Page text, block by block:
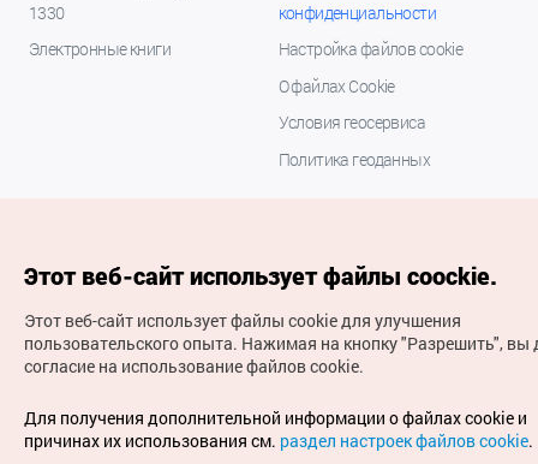
1330
Электронные книги
конфиденциальности
Настройка файлов cookie
О файлах Cookie
Условия геосервиса
Политика геоданных
(с) Национальная организация туризма Кореи Все
права защищены
Для извещения об ошибках и проблемах, связанных с
работой веб-сайта, направляйте ваши запросы на
Этот веб-сайт использует файлы coockie.
Этот веб-сайт использует файлы cookie для улучшения
пользовательского опыта. Нажимая на кнопку "Разрешить", вы
согласие на использование файлов cookie.
Для получения дополнительной информации о файлах cookie и
причинах их использования см. раздел настроек файлов cookie.